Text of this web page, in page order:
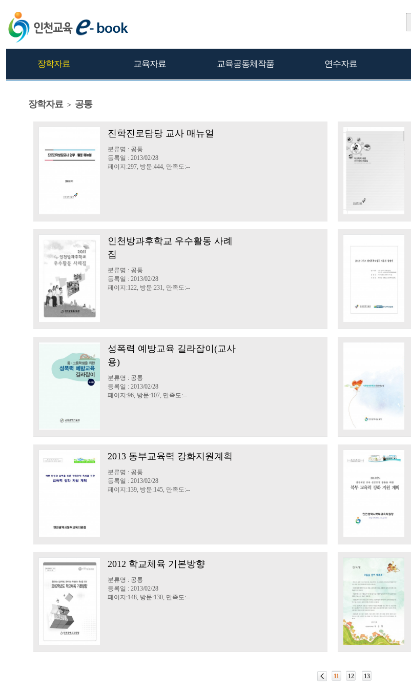
장학자료 교육자료 교육공동체작품 연수자료
장학자료 > 공통
진학진로담당 교사 매뉴얼
분류명 : 공통
등록일 : 2013/02/28
페이지:297, 방문:444, 만족도:--
인천방과후학교 우수활동 사례
집
분류명 : 공통
등록일 : 2013/02/28
페이지:122, 방문:231, 만족도:--
성폭력 예방교육 길라잡이(교사
용)
분류명 : 공통
등록일 : 2013/02/28
페이지:96, 방문:107, 만족도:--
2013 동부교육력 강화지원계획
분류명 : 공통
등록일 : 2013/02/28
페이지:139, 방문:145, 만족도:--
2012 학교체육 기본방향
분류명 : 공통
등록일 : 2013/02/28
페이지:148, 방문:130, 만족도:--
11 12 13